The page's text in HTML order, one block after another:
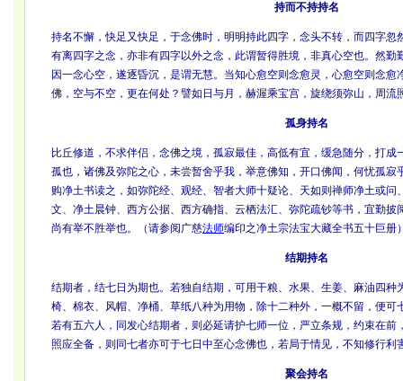
持而不持持名
持名不懈，快足又快足，于念佛时，明明持此四字，念头不转，而四字忽
有离四字之念，亦非有四字以外之念，此谓暂得胜境，非真心空也。然勤
因一念心空，遂逐昏沉，是谓无慧。当知心愈空则念愈灵，心愈空则念愈
佛，空与不空，更在何处？譬如日与月，赫渥乘宝宫，旋绕须弥山，周流
孤身持名
比丘修道，不求伴侣，念佛之境，孤寂最佳，高低有宜，缓急随分，打成
孤也，诸佛及弥陀之心，未尝暂舍乎我，举意佛知，开口佛闻，何忧孤寂
购净土书读之，如弥陀经、观经、智者大师十疑论、天如则禅师净土或问
文、净土晨钟、西方公据、西方确指、云栖法汇、弥陀疏钞等书，宜勤披
尚有举不胜举也。（请参阅广慈法师编印之净土宗法宝大藏全书五十巨册
结期持名
结期者，结七日为期也。若独自结期，可用干粮、水果、生姜、麻油四种
椅、棉衣、风帽、净桶、草纸八种为用物，除十二种外，一概不留，便可
若有五六人，同发心结期者，则必延请护七师一位，严立条规，约束在前
照应全备，则同七者亦可于七日中至心念佛也，若局于情见，不知修行利
聚会持名